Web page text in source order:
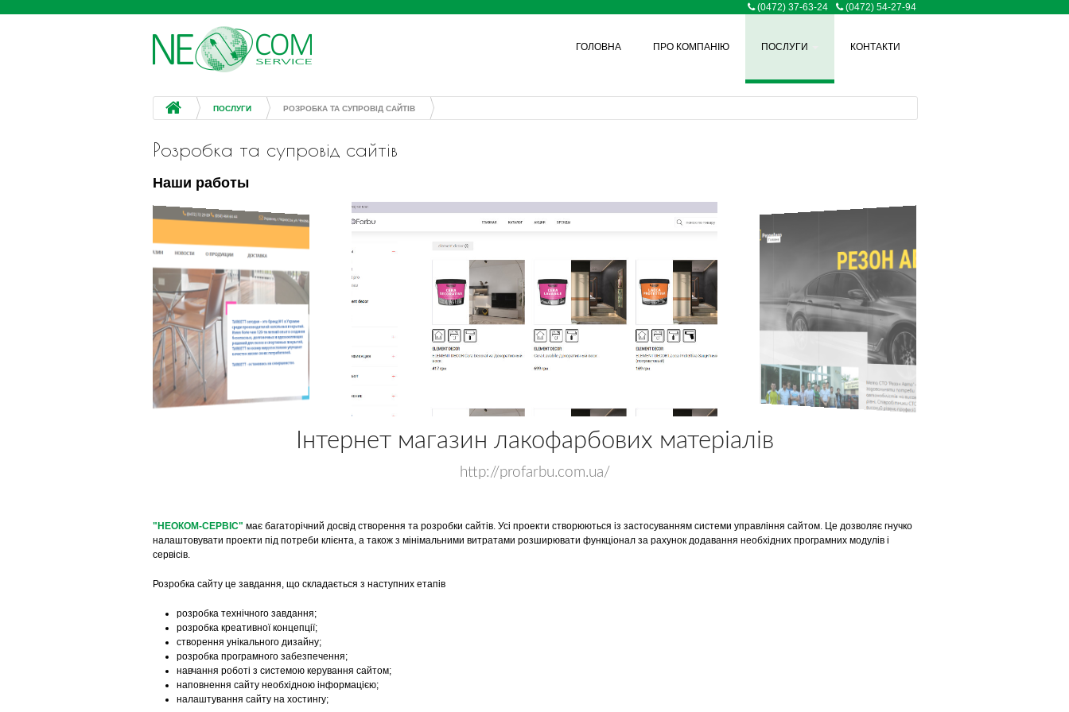
(0472) 54-27-94
(0472) 37-63-24
ГОЛОВНА ПРО КОМПАНІЮ ПОСЛУГИ КОНТАКТИ
ПОСЛУГИ РОЗРОБКА ТА СУПРОВІД САЙТІВ
Розробка та супровід сайтів
Наши работы
Інтернет магазин лакофарбових матеріалів
http://profarbu.com.ua/
"НЕОКОМ-СЕРВІС" має багаторічний досвід створення та розробки сайтів. Усі проекти створюються із застосуванням системи управління сайтом. Це дозволяє гнучко
налаштовувати проекти під потреби клієнта, а також з мінімальними витратами розширювати функціонал за рахунок додавання необхідних програмних модулів і
сервісів.
Розробка сайту це завдання, що складається з наступних етапів
розробка технічного завдання;
розробка креативної концепції;
створення унікального дизайну;
розробка програмного забезпечення;
навчання роботі з системою керування сайтом;
наповнення сайту необхідною інформацією;
налаштування сайту на хостингу;